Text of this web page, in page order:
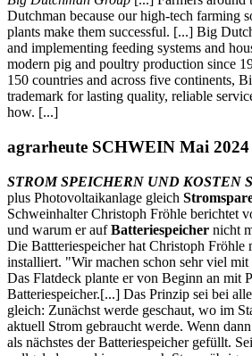
Dutchman because our high-tech farming
plants make them successful. [...] Big
and implementing feeding systems and
modern pig and poultry production since
150 countries and across five continents,
trademark for lasting quality, reliable
how. [...]
agrarheute SCHWEIN Mai 2024
STROM SPEICHERN UND KOSTEN
plus Photovoltaikanlage gleich
Schweinhalter Christoph Fröhle berichtet
und warum er aufBatteriespeicher nicht
Die Battteriespeicher hat Christoph Fröhle
installiert. "Wir machen schon sehr viel
Das Flatdeck plante er von Beginn an mit
Batteriespeicher.[...] Das Prinzip sei bei
gleich: Zunächst werde geschaut, wo im
aktuell Strom gebraucht werde. Wenn
als nächstes der Batteriespeicher gefüllt.